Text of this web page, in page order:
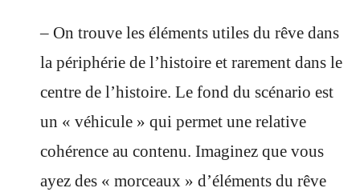
– On trouve les éléments utiles du rêve dans
la périphérie de l’histoire et rarement dans le
centre de l’histoire. Le fond du scénario est
un « véhicule » qui permet une relative
cohérence au contenu. Imaginez que vous
ayez des « morceaux » d’éléments du rêve